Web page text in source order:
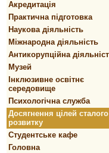
Акредитація
Практична підготовка
Наукова діяльність
Міжнародна діяльність
Антикорупційна
Музей
Інклюзивне освітнє
середовище
Психологічна служба
Досягнення цілей сталого
розвитку
Студентське кафе
Головна